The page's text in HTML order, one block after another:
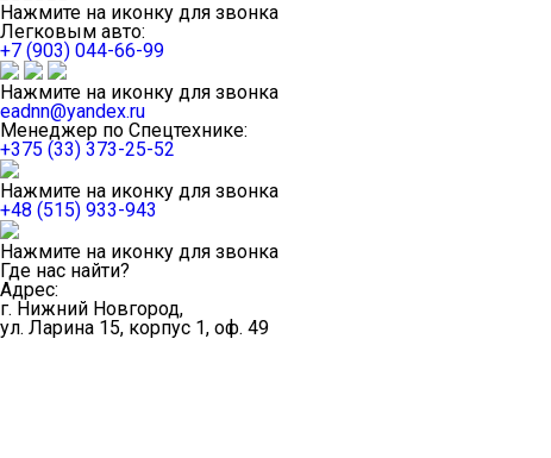
Нажмите на иконку для звонка
Легковым авто:
+7 (903) 044-66-99
Нажмите на иконку для звонка
eadnn@yandex.ru
Менеджер по Спецтехнике:
+375 (33) 373-25-52
Нажмите на иконку для звонка
+48 (515) 933-943
Нажмите на иконку для звонка
Где нас найти?
Адрес:
г. Нижний Новгород,
ул. Ларина 15, корпус 1, оф. 49